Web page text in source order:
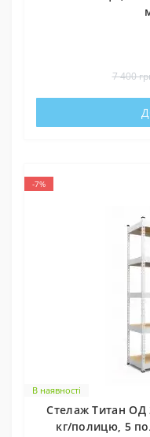
7 400
-7%
В наявності
Стелаж Титан ОД
кг/полицю, 5